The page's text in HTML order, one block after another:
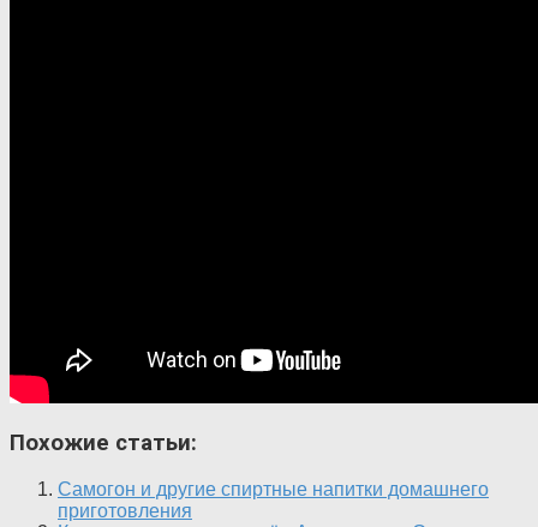
Похожие статьи:
Самогон и другие спиртные напитки домашнего
приготовления